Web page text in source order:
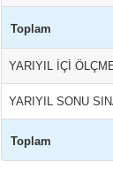
Toplam
YARIYIL İÇİ
YARIYIL SONU
Toplam